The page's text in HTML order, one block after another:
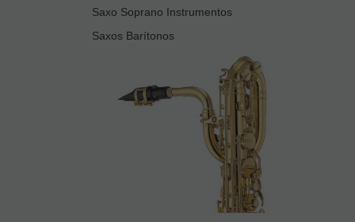
Saxo Soprano Instrumentos
Saxos Barítonos